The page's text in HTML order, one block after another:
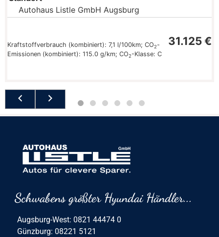
Autohaus Listle GmbH Augsburg
31.125 €
Kraftstoffverbrauch (kombiniert): 7,1 l/100km; CO2-
Emissionen (kombiniert): 115.0 g/km; CO2-Klasse: C
Schwabens größter Hyundai Händler...
Augsburg-West: 0821 44474 0
Günzburg: 08221 5121